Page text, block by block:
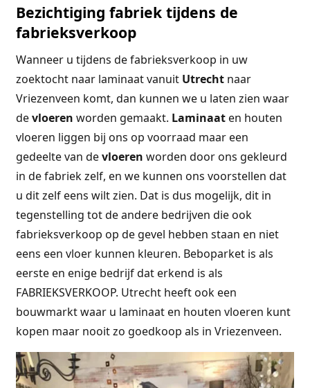
Bezichtiging fabriek tijdens de
fabrieksverkoop
Wanneer u tijdens de fabrieksverkoop in uw
zoektocht naar laminaat vanuit Utrechtnaar
Vriezenveen komt, dan kunnen we u laten zien waar
devloeren worden gemaakt. Laminaaten houten
vloeren liggen bij ons op voorraad maar een
gedeelte van devloeren worden door ons gekleurd
in de fabriek zelf, en we kunnen ons voorstellen dat
u dit zelf eens wilt zien. Dat is dus mogelijk, dit in
tegenstelling tot de andere bedrijven die ook
fabrieksverkoop op de gevel hebben staan en niet
eens een vloer kunnen kleuren. Beboparket is als
eerste en enige bedrijf dat erkend is als
FABRIEKSVERKOOP. Utrecht heeft ook een
bouwmarkt waar u laminaat en houten vloeren kunt
kopen maar nooit zo goedkoop als in Vriezenveen.